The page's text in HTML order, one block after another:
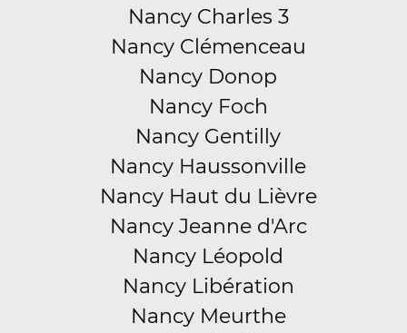
Nancy Charles 3
Nancy Clémenceau
Nancy Donop
Nancy Foch
Nancy Gentilly
Nancy Haussonville
Nancy Haut du Lièvre
Nancy Jeanne d'Arc
Nancy Léopold
Nancy Libération
Nancy Meurthe